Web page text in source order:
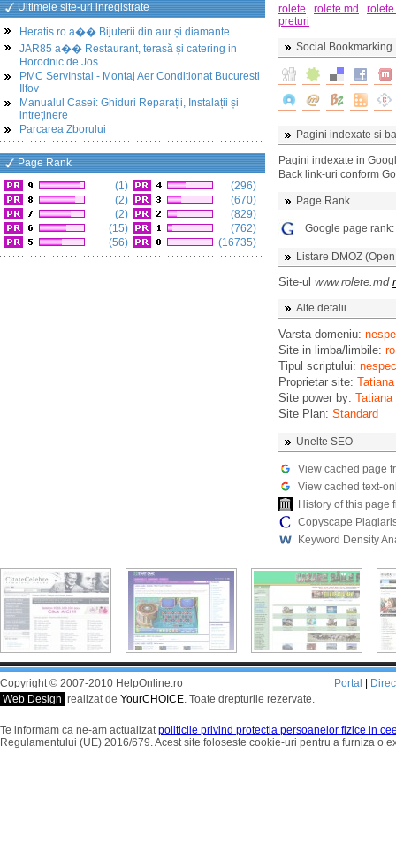
Ultimele site-uri inregistrate
Heratis.ro a�� Bijuterii din aur și diamante
JAR85 a�� Restaurant, terasă și catering in
Horodnic de Jos
PMC ServInstal - Montaj Aer Conditionat Bucuresti
Ilfov
Manualul Casei: Ghiduri Reparații, Instalații și
intreținere
Parcarea Zborului
Page Rank
(1)
(2)
(2)
(15)
(56)
(296)
(670)
(829)
(762)
(16735)
rolete
rolete md
preturi
Social Bookmarking
Pagini indexate si
Pagini indexate in
Back link-uri conform
Page Rank
Google page rank:
Listare DMOZ
Site-ul www.rolete.md
Alte detalii
Varsta domeniu:
Site in limba/limbile: ro
Tipul scriptului:
Proprietar site:
Site power by: Tatiana
Site Plan: Standard
Unelte SEO
View cached page
View cached text-
History of this page
Copyscape
Keyword Density
Copyright © 2007-2010 HelpOnline.ro
Web Design realizat de YourCHOICE. Toate drepturile rezervate.
Portal
Te informam ca ne-am actualizatpoliticile privind protectia persoanelor fizice in
Regulamentului (UE) 2016/679. Acest site foloseste cookie-uri pentru a furniza o